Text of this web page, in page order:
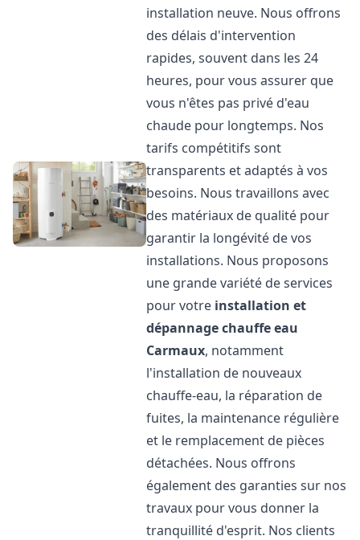
installation neuve. Nous offrons
des délais d'intervention
rapides, souvent dans les 24
heures, pour vous assurer que
vous n'êtes pas privé d'eau
chaude pour longtemps. Nos
tarifs compétitifs sont
transparents et adaptés à vos
besoins. Nous travaillons avec
des matériaux de qualité pour
garantir la longévité de vos
installations. Nous proposons
une grande variété de services
pour votre installation et
dépannage chauffe eau
Carmaux, notamment
l'installation de nouveaux
chauffe-eau, la réparation de
fuites, la maintenance régulière
et le remplacement de pièces
détachées. Nous offrons
également des garanties sur nos
travaux pour vous donner la
tranquillité d'esprit. Nos clients